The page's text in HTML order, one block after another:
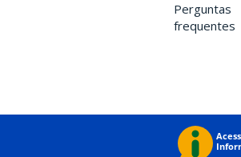
Perguntas
frequentes